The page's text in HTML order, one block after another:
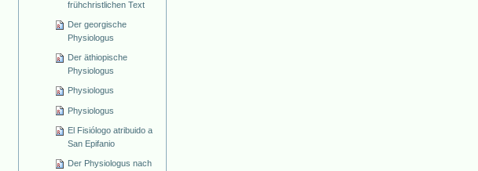
frühchristlichen Text
Der georgische
Physiologus
Der äthiopische
Physiologus
Physiologus
Physiologus
El Fisiólogo atribuido a
San Epifanio
Der Physiologus nach